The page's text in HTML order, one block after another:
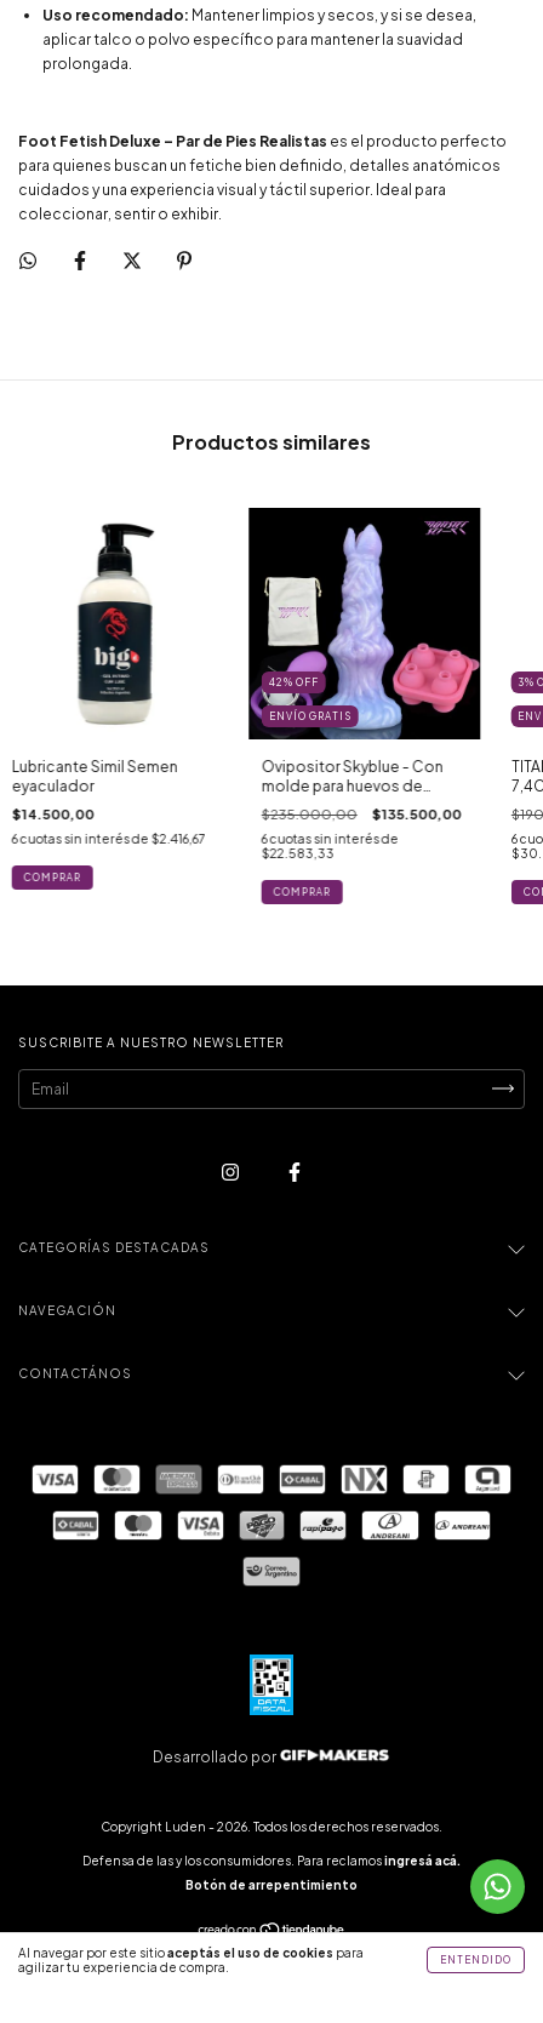
Al navegar por este sitioaceptás el uso de cookies para
agilizar tu experiencia de compra.
ENTENDIDO
Uso recomendado: Mantener limpios y secos, y si se desea,
aplicar talco o polvo específico para mantener la suavidad
prolongada.
Foot Fetish Deluxe – Par de Pies Realistas es el producto perfecto
para quienes buscan un fetiche bien definido, detalles anatómicos
cuidados y una experiencia visual y táctil superior. Ideal para
coleccionar, sentir o exhibir.
Productos similares
Lubricante Simil Semen
eyaculador
$14.500,00
6cuotas sin interés de $2.416,67
42 % OFF
ENVÍO GRATIS
Ovipositor Skyblue - Con
molde para huevos de
gelatina
$235.000,00 $135.500,00
6cuotas sin interés de
$22.583,33
3%
6
SUSCRIBITE A NUESTRO NEWSLETTER
CATEGORÍAS DESTACADAS
NAVEGACIÓN
CONTACTÁNOS
Desarrollado por
Copyright Luden - 2026. Todos los derechos reservados.
Defensa de las y los consumidores. Para reclamosingresá acá.
Botón de arrepentimiento